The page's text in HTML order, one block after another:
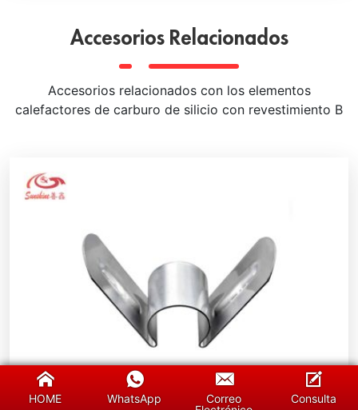
cuerpo del calefactor y prolongará la vida útil.
Accesorios Relacionados
Accesorios relacionados con los elementos
calefactores de carburo de silicio con revestimiento B
HOME WhatsApp
Correo
Consulta